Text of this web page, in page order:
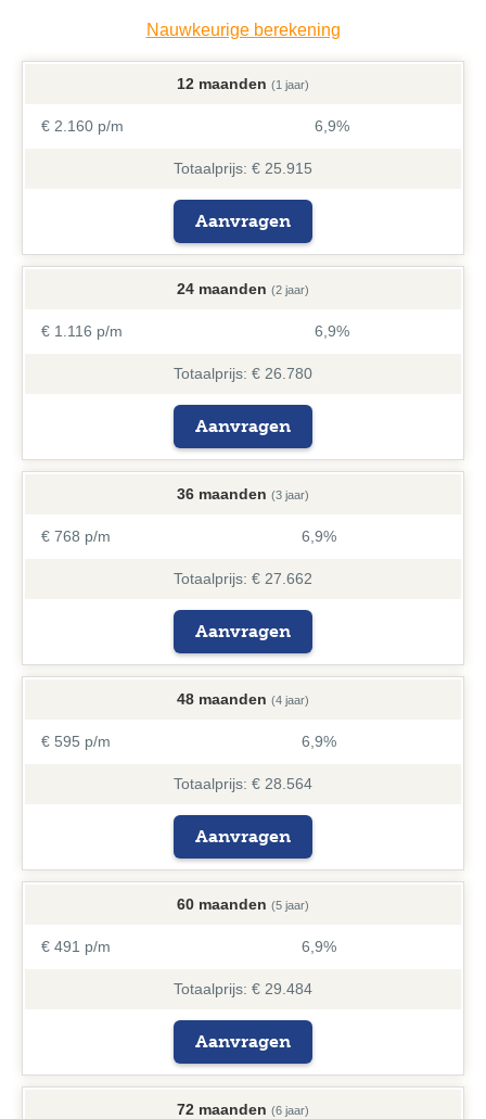
Nauwkeurige berekening
12 maanden (1 jaar)
€ 2.160 p/m 6,9%
Totaalprijs: € 25.915
Aanvragen
24 maanden (2 jaar)
€ 1.116 p/m 6,9%
Totaalprijs: € 26.780
Aanvragen
36 maanden (3 jaar)
€ 768 p/m 6,9%
Totaalprijs: € 27.662
Aanvragen
48 maanden (4 jaar)
€ 595 p/m 6,9%
Totaalprijs: € 28.564
Aanvragen
60 maanden (5 jaar)
€ 491 p/m 6,9%
Totaalprijs: € 29.484
Aanvragen
72 maanden (6 jaar)